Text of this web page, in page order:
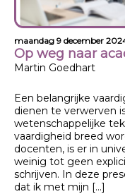
maandag 9 december
Op weg naar
Martin Goedhart
Een belangrijke
dienen te verwerven
wetenschappelijke
vaardigheid breed
docenten, is er in
weinig tot geen
schrijven. In deze
dat ik met mijn […]